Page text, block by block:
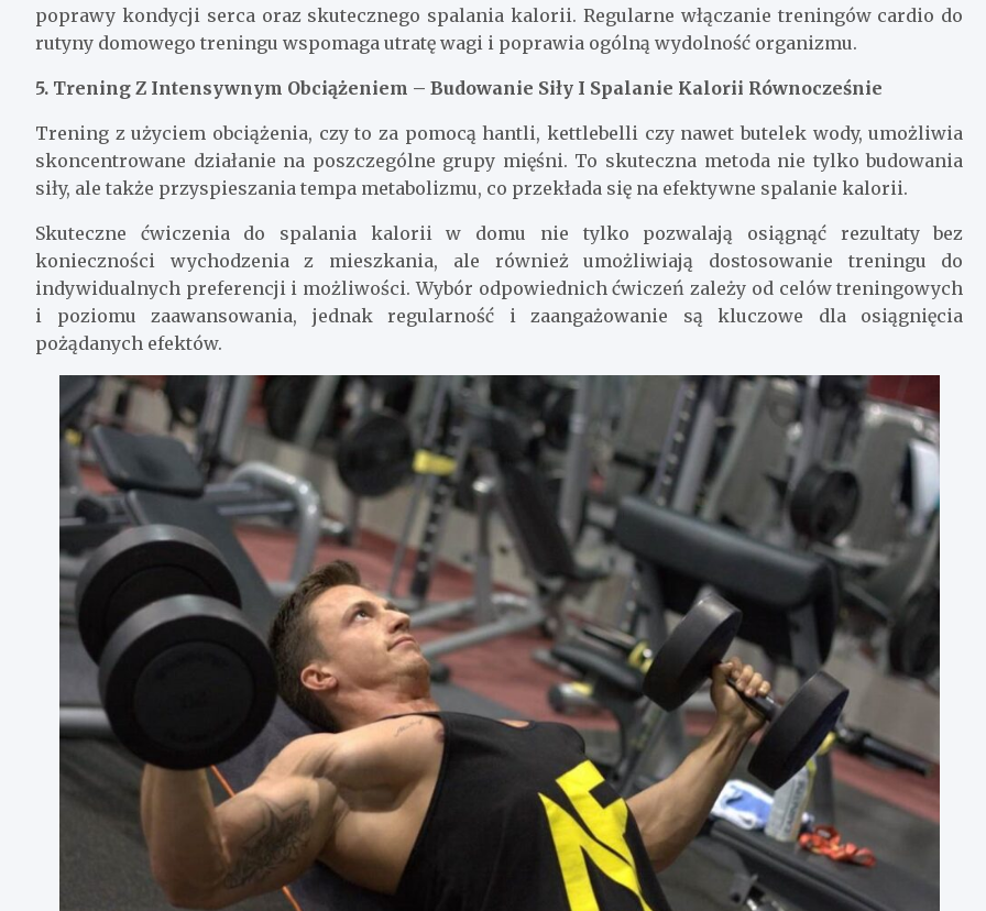
poprawy kondycji serca oraz skutecznego spalania kalorii. Regularne włączanie treningów cardio do
rutyny domowego treningu wspomaga utratę wagi i poprawia ogólną wydolność organizmu.
5. Trening Z Intensywnym Obciążeniem – Budowanie Siły I Spalanie Kalorii Równocześnie
Trening z użyciem obciążenia, czy to za pomocą hantli, kettlebelli czy nawet butelek wody, umożliwia
skoncentrowane działanie na poszczególne grupy mięśni. To skuteczna metoda nie tylko budowania
siły, ale także przyspieszania tempa metabolizmu, co przekłada się na efektywne spalanie kalorii.
Skuteczne ćwiczenia do spalania kalorii w domu nie tylko pozwalają osiągnąć rezultaty bez
konieczności wychodzenia z mieszkania, ale również umożliwiają dostosowanie treningu do
indywidualnych preferencji i możliwości. Wybór odpowiednich ćwiczeń zależy od celów treningowych
i poziomu zaawansowania, jednak regularność i zaangażowanie są kluczowe dla osiągnięcia
pożądanych efektów.